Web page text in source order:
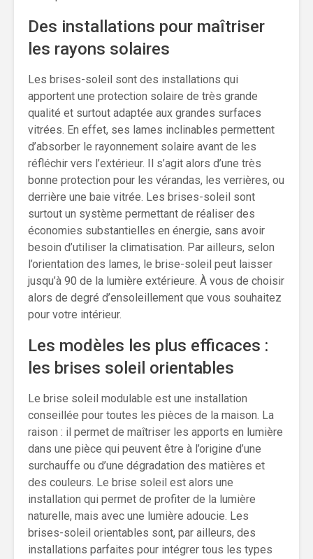
Des installations pour maîtriser
les rayons solaires
Les brises-soleil sont des installations qui
apportent une protection solaire de très grande
qualité et surtout adaptée aux grandes surfaces
vitrées. En effet, ses lames inclinables permettent
d’absorber le rayonnement solaire avant de les
réfléchir vers l’extérieur. Il s’agit alors d’une très
bonne protection pour les vérandas, les verrières, ou
derrière une baie vitrée. Les brises-soleil sont
surtout un système permettant de réaliser des
économies substantielles en énergie, sans avoir
besoin d’utiliser la climatisation. Par ailleurs, selon
l’orientation des lames, le brise-soleil peut laisser
jusqu’à 90 de la lumière extérieure. À vous de choisir
alors de degré d’ensoleillement que vous souhaitez
pour votre intérieur.
Les modèles les plus efficaces :
les brises soleil orientables
Le brise soleil modulable est une installation
conseillée pour toutes les pièces de la maison. La
raison : il permet de maîtriser les apports en lumière
dans une pièce qui peuvent être à l’origine d’une
surchauffe ou d’une dégradation des matières et
des couleurs. Le brise soleil est alors une
installation qui permet de profiter de la lumière
naturelle, mais avec une lumière adoucie. Les
brises-soleil orientables sont, par ailleurs, des
installations parfaites pour intégrer tous les types